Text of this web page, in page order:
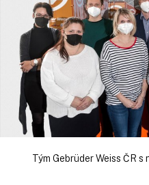
Tým Gebrüder Weiss ČR